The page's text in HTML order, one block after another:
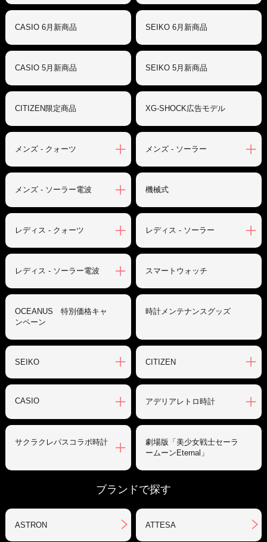
CASIO 6月新商品 SEIKO 6月新商品
CASIO 5月新商品 SEIKO 5月新商品
CITIZEN限定商品 XG-SHOCK広告モデル
メンズ - クォーツ メンズ - ソーラー
メンズ - ソーラー電波 機械式
レディス - クォーツ レディス - ソーラー
レディス - ソーラー電波 スマートウォッチ
OCEANUS 特別価格キャ
ンペーン
時計メンテナンスグッズ
SEIKO CITIZEN
CASIO アデリアレトロ時計
サクラクレパスコラボ時計
劇場版「美少女戦士セーラ
ームーンEternal」
ブランドで探す
ASTRON ATTESA